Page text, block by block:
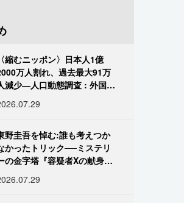
العربية
Русский
〈縮むニッポン〉日本人1億
万人割れ、過去最大91万
減少―人口動態調査 : 外国人
野圭吾を悼む:誰も考えつか
かったトリック──ミステリ
の金字塔『容疑者Xの献身』